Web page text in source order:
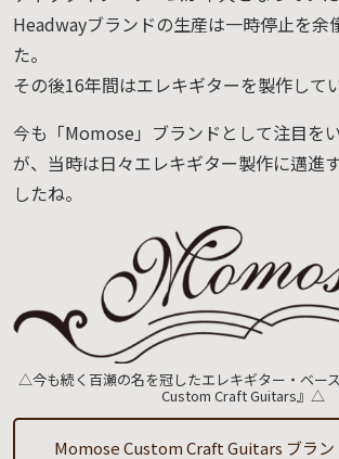
Headwayブランドの生産は一時停止を余
た。
その後16年間はエレキギターを製作して
今も「Momose」ブランドとして注目を
が、当時は日々エレキギター製作に邁進
したね。
△今も続く百瀬の名を冠したエレキギター・ベー
Custom Craft Guitars』△
Momose Custom Craft Guitars ブラン